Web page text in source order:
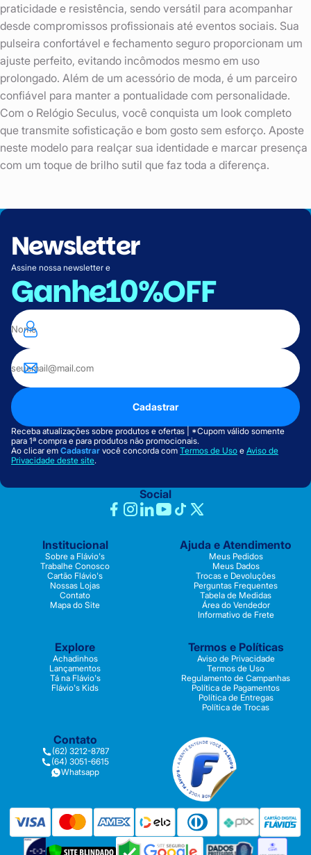
praticidade e resistência, sendo versátil para acompanhar
desde compromissos profissionais até eventos sociais. Sua
pulseira confortável e fechamento seguro proporcionam um
ajuste perfeito, evitando incômodos mesmo em uso
prolongado. Além de um acessório de moda, é um parceiro
confiável para manter a pontualidade com personalidade.
Com o Relógio Seculus, você conquista um look completo
que transmite sofisticação e bom gosto sem esforço. Aposte
neste modelo para realçar sua identidade e marcar presença
com um toque de brilho sutil que faz toda a diferença.
Newsletter
Assine nossa newsletter e
Ganhe10%OFF
Cadastrar
Receba atualizações sobre produtos e ofertas | *Cupom válido somente
para 1ª compra e para produtos não promocionais.
Ao clicar em Cadastrar você concorda com Termos de Uso e Aviso de
Privacidade deste site.
Social
Institucional
Sobre a Flávio's
Trabalhe Conosco
Cartão Flávio's
Nossas Lojas
Contato
Mapa do Site
Ajuda e Atendimento
Meus Pedidos
Meus Dados
Trocas e Devoluções
Perguntas Frequentes
Tabela de Medidas
Área do Vendedor
Informativo de Frete
Explore
Achadinhos
Lançamentos
Tá na Flávio's
Flávio's Kids
Termos e Políticas
Aviso de Privacidade
Termos de Uso
Regulamento de Campanhas
Política de Pagamentos
Política de Entregas
Política de Trocas
Contato
(62) 3212-8787
(64) 3051-6615
Whatsapp